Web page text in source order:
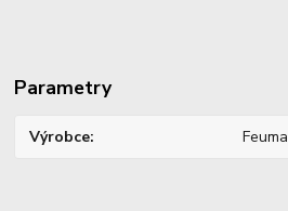
Parametry
Výrobce Feuma